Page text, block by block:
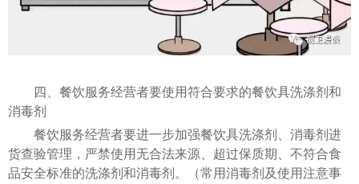
四、餐饮服务经营者要使用符合要求的餐饮具洗涤剂和
消毒剂
餐饮服务经营者要进一步加强餐饮具洗涤剂、消毒剂进
货查验管理，严禁使用无合法来源、超过保质期、不符合食
品安全标准的洗涤剂和消毒剂。（常用消毒剂及使用注意事